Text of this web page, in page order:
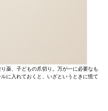
薬、子どもの爪切り。万が一に必要なも
に入れておくと、いざというときに慌て